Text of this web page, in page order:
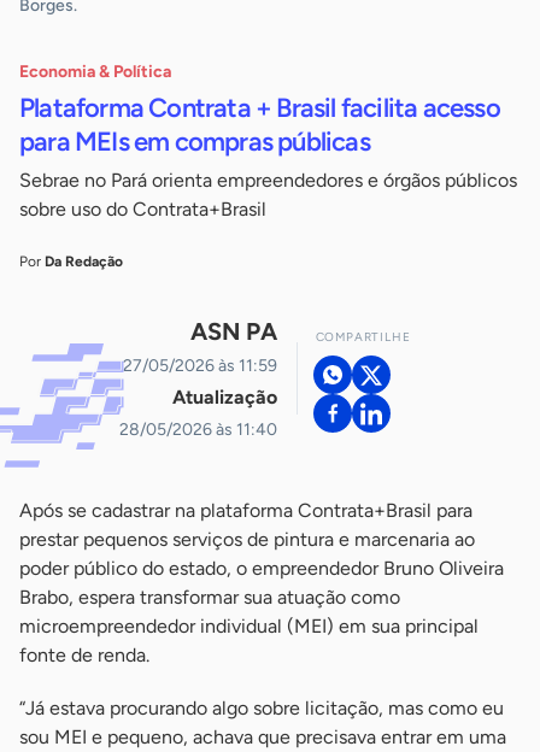
Borges.
Economia & Política
Plataforma Contrata + Brasil facilita acesso
para MEIs em compras públicas
Sebrae no Pará orienta empreendedores e órgãos públicos
sobre uso do Contrata+Brasil
Por Da Redação
ASN PA
27/05/2026 às 11:59
Atualização
28/05/2026 às 11:40
COMPARTILHE
Após se cadastrar na plataforma Contrata+Brasil para
prestar pequenos serviços de pintura e marcenaria ao
poder público do estado, o empreendedor Bruno Oliveira
Brabo, espera transformar sua atuação como
microempreendedor individual (MEI) em sua principal
fonte de renda.
“Já estava procurando algo sobre licitação, mas como eu
sou MEI e pequeno, achava que precisava entrar em uma